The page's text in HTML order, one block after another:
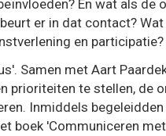
En wat als de
er in dat contact?
en participatie?
Samen met Aart
prioriteiten te stellen, de
Inmiddels
boek 'Communiceren